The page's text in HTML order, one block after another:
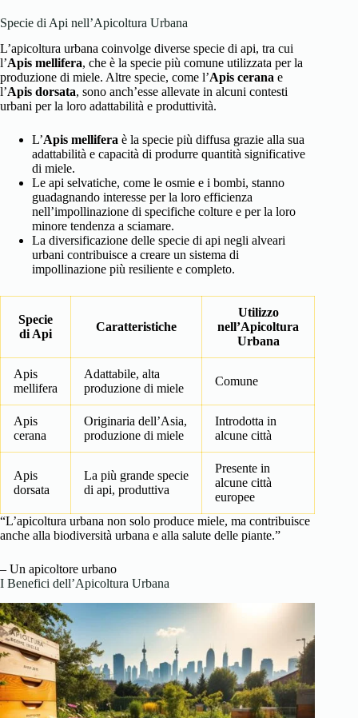
Specie di Api nell’Apicoltura Urbana
L’apicoltura urbana coinvolge diverse specie di api, tra cui
l’Apis mellifera, che è la specie più comune utilizzata per la
produzione di miele. Altre specie, come l’Apis cerana e
l’Apis dorsata, sono anch’esse allevate in alcuni contesti
urbani per la loro adattabilità e produttività.
L’Apis mellifera è la specie più diffusa grazie alla sua
adattabilità e capacità di produrre quantità significative
di miele.
Le api selvatiche, come le osmie e i bombi, stanno
guadagnando interesse per la loro efficienza
nell’impollinazione di specifiche colture e per la loro
minore tendenza a sciamare.
La diversificazione delle specie di api negli alveari
urbani contribuisce a creare un sistema di
impollinazione più resiliente e completo.
Specie
di Api
Caratteristiche
Utilizzo
nell’Apicoltura
Urbana
Apis
mellifera
Adattabile, alta
produzione di miele
Comune
Apis
cerana
Originaria dell’Asia,
produzione di miele
Introdotta in
alcune città
Apis
dorsata
La più grande specie
di api, produttiva
Presente in
alcune città
europee
“L’apicoltura urbana non solo produce miele, ma contribuisce
anche alla biodiversità urbana e alla salute delle piante.”
– Un apicoltore urbano
I Benefici dell’Apicoltura Urbana